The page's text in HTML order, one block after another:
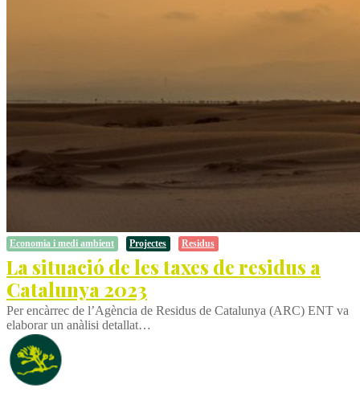
Economia i medi ambient Projectes Residus
La situació de les taxes de residus a
Catalunya 2023
Per encàrrec de l’Agència de Residus de Catalunya (ARC) ENT va
elaborar un anàlisi detallat…